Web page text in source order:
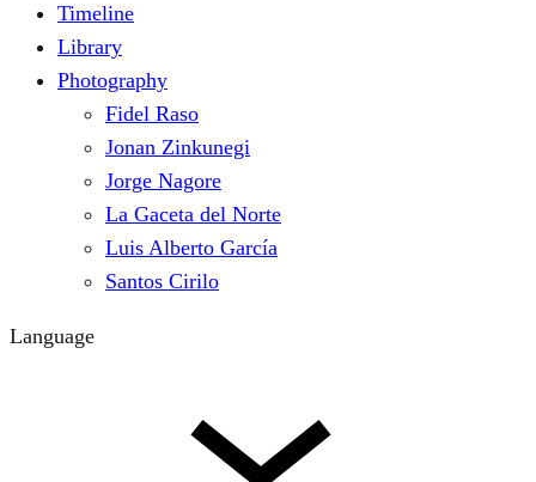
Timeline
Library
Photography
Fidel Raso
Jonan Zinkunegi
Jorge Nagore
La Gaceta del Norte
Luis Alberto García
Santos Cirilo
Language